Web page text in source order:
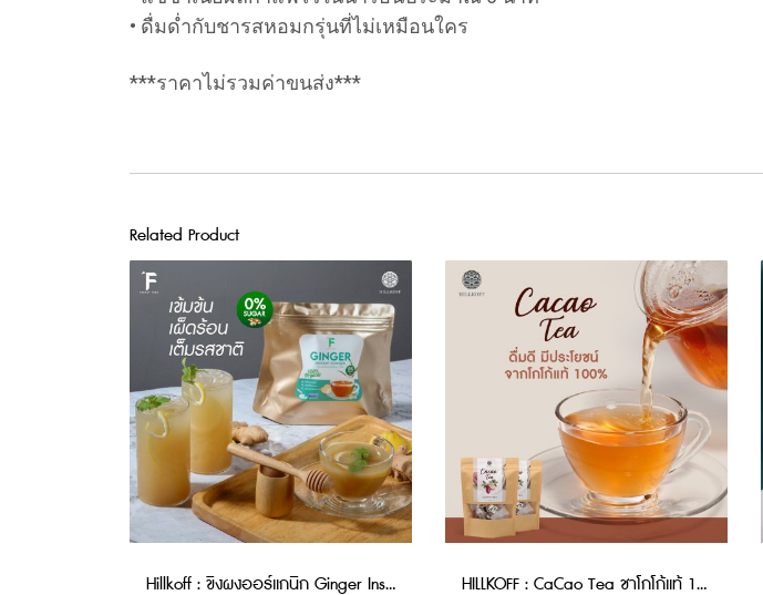
• ดื่มด่ำกับชารสหอมกรุ่นที่ไม่เหมือนใคร
***ราคาไม่รวมค่าขนส่ง***
Related Product
Hillkoff : ขิงผงออร์แกนิก Ginger Instant Powder HILLKOFF : CaCao Tea ชาโกโก้แท้ 100% ขนาด 100 กรัม